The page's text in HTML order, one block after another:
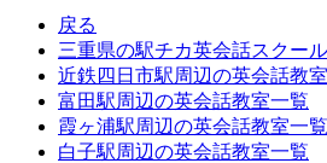
戻る
三重県の駅チカ英会話スクー
近鉄四日市駅周辺の英会話教
富田駅周辺の英会話教室一覧
霞ヶ浦駅周辺の英会話教室一覧
白子駅周辺の英会話教室一覧